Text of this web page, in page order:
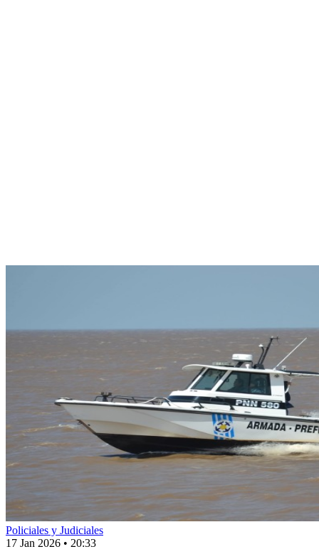
Policiales y Judiciales
17 Jan 2026 • 20:33